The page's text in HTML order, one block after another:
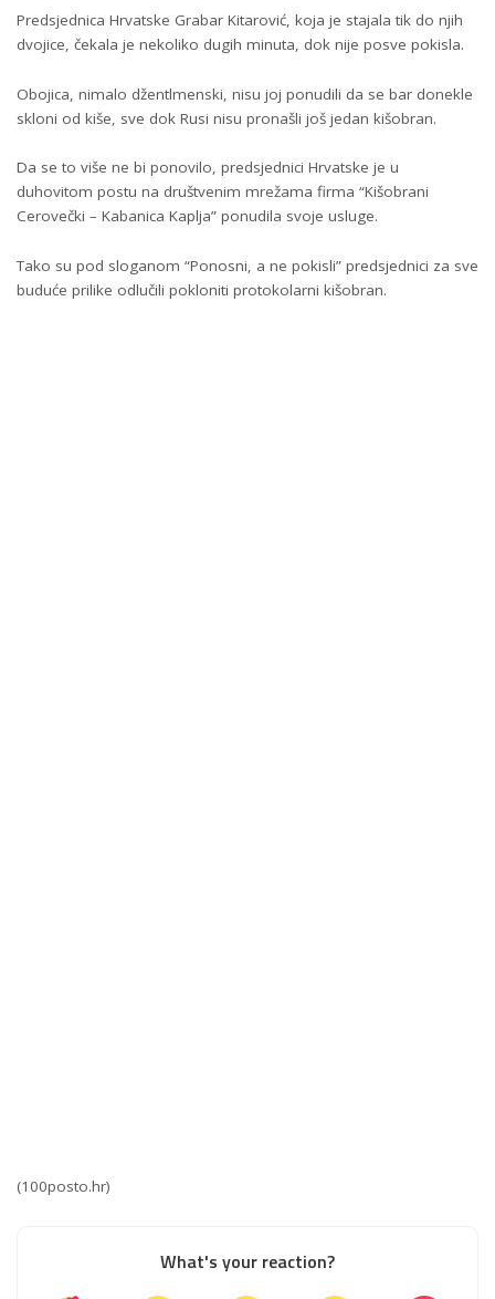
Predsjednica Hrvatske Grabar Kitarović, koja je stajala tik do njih
dvojice, čekala je nekoliko dugih minuta, dok nije posve pokisla.
Obojica, nimalo džentlmenski, nisu joj ponudili da se bar donekle
skloni od kiše, sve dok Rusi nisu pronašli još jedan kišobran.
Da se to više ne bi ponovilo, predsjednici Hrvatske je u
duhovitom postu na društvenim mrežama firma “Kišobrani
Cerovečki – Kabanica Kaplja” ponudila svoje usluge.
Tako su pod sloganom “Ponosni, a ne pokisli” predsjednici za sve
buduće prilike odlučili pokloniti protokolarni kišobran.
(100posto.hr)
What's your reaction?